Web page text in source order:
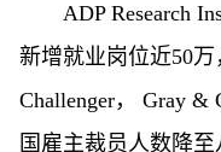
ADP Research
新增就业岗位近50万
Challenger， Gray &
国雇主裁员人数降至